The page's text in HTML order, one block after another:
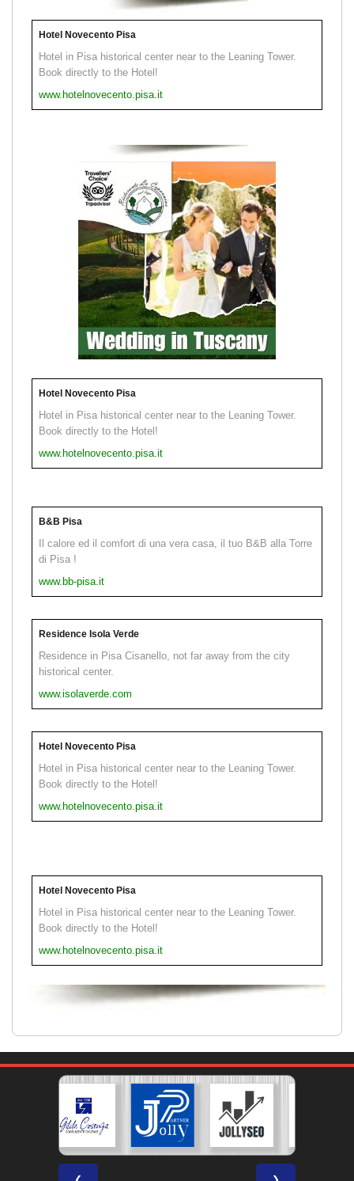
Hotel Novecento Pisa
Hotel in Pisa historical center near to the Leaning Tower.
Book directly to the Hotel!
www.hotelnovecento.pisa.it
Hotel Novecento Pisa
Hotel in Pisa historical center near to the Leaning Tower.
Book directly to the Hotel!
www.hotelnovecento.pisa.it
B&B Pisa
Il calore ed il comfort di una vera casa, il tuo B&B alla Torre
di Pisa !
www.bb-pisa.it
Residence Isola Verde
Residence in Pisa Cisanello, not far away from the city
historical center.
www.isolaverde.com
Hotel Novecento Pisa
Hotel in Pisa historical center near to the Leaning Tower.
Book directly to the Hotel!
www.hotelnovecento.pisa.it
Hotel Novecento Pisa
Hotel in Pisa historical center near to the Leaning Tower.
Book directly to the Hotel!
www.hotelnovecento.pisa.it